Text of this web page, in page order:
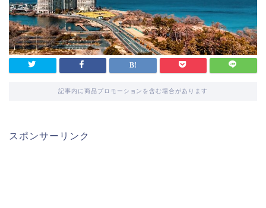
記事内に商品プロモーションを含む場合があります
スポンサーリンク